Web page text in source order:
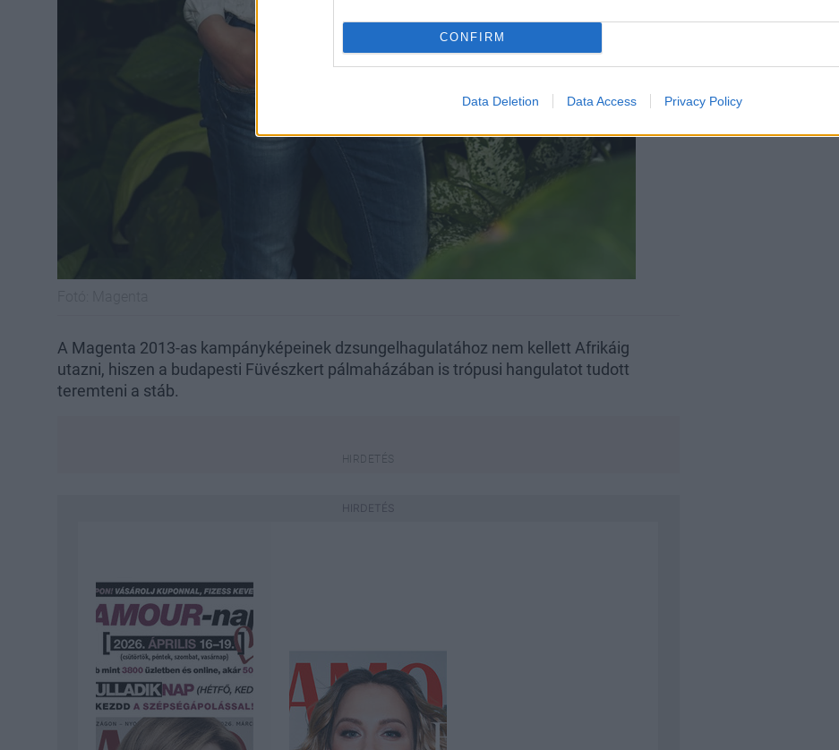
CONFIRM
Data Deletion Data Access Privacy Policy
A Magenta 2013-as kampányképeinek dzsungelhagulatához nem kellett Afrikáig
utazni, hiszen a budapesti Füvészkert pálmaházában is trópusi hangulatot tudott
teremteni a stáb.